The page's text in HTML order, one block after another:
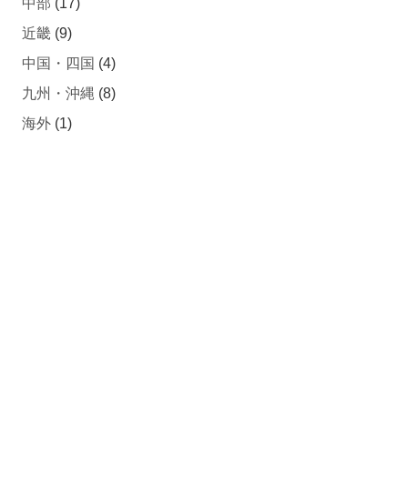
近畿 (9)
中国・四国 (4)
九州・沖縄 (8)
海外 (1)